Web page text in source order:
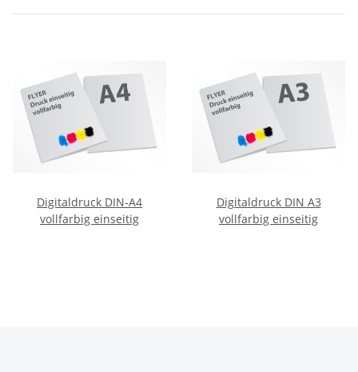
Digitaldruck DIN-A4
vollfarbig einseitig
Digitaldruck DIN A3
vollfarbig einseitig